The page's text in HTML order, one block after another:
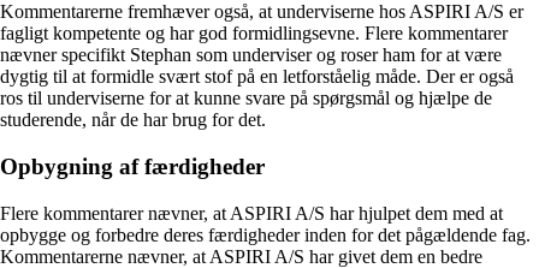
Kommentarerne fremhæver også, at underviserne hos ASPIRI A/S er
fagligt kompetente og har god formidlingsevne. Flere kommentarer
nævner specifikt Stephan som underviser og roser ham for at være
dygtig til at formidle svært stof på en letforståelig måde. Der er også
ros til underviserne for at kunne svare på spørgsmål og hjælpe de
studerende, når de har brug for det.
Opbygning af færdigheder
Flere kommentarer nævner, at ASPIRI A/S har hjulpet dem med at
opbygge og forbedre deres færdigheder inden for det pågældende fag.
Kommentarerne nævner, at ASPIRI A/S har givet dem en bedre